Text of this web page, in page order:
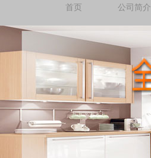
首页 公司简介